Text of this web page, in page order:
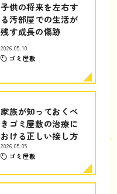
子供の将来を左右す
る汚部屋での生活が
残す成長の傷跡
2026.05.10
ゴミ屋敷
家族が知っておくべ
きゴミ屋敷の治療に
おける正しい接し方
2026.05.05
ゴミ屋敷